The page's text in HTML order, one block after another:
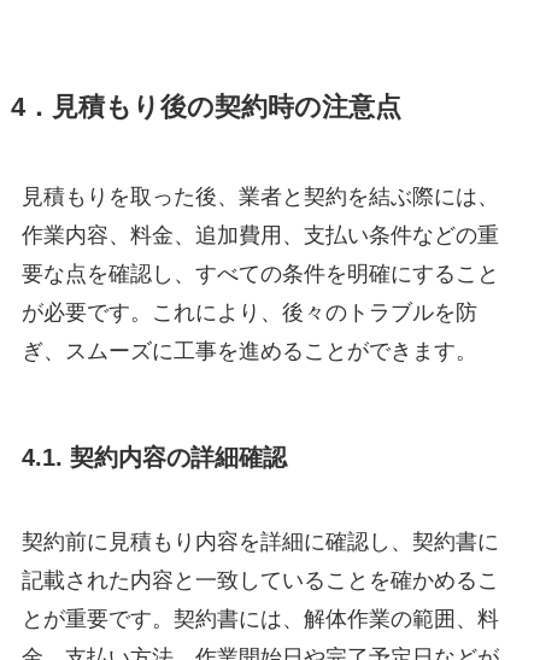
4．見積もり後の契約時の注意点
見積もりを取った後、業者と契約を結ぶ際には、
作業内容、料金、追加費用、支払い条件などの重
要な点を確認し、すべての条件を明確にすること
が必要です。これにより、後々のトラブルを防
ぎ、スムーズに工事を進めることができます。
4.1. 契約内容の詳細確認
契約前に見積もり内容を詳細に確認し、契約書に
記載された内容と一致していることを確かめるこ
とが重要です。契約書には、解体作業の範囲、料